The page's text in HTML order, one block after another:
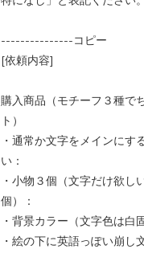
---------------コピー
[依頼内容]
購入商品（モチーフ３種で
ト）
・通常か文字をメインにす
い：
・小物３個（文字だけ欲し
個）：
・背景カラー（文字色は白
・絵の下に英語っぽい崩し